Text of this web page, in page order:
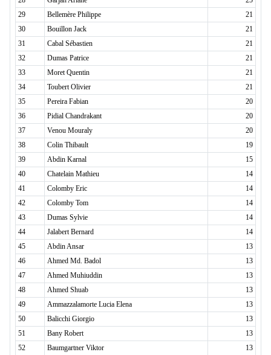
29
Bellemère Philippe
21
30
Bouillon Jack
21
31
Cabal Sébastien
21
32
Dumas Patrice
21
33
Moret Quentin
21
34
Toubert Olivier
21
35
Pereira Fabian
20
36
Pidial Chandrakant
20
37
Venou Mouraly
20
38
Colin Thibault
19
39
Abdin Karnal
15
40
Chatelain Mathieu
14
41
Colomby Eric
14
42
Colomby Tom
14
43
Dumas Sylvie
14
44
Jalabert Bernard
14
45
Abdin Ansar
13
46
Ahmed Md. Badol
13
47
Ahmed Muhiuddin
13
48
Ahmed Shuab
13
49
Ammazzalamorte Lucia Elena
13
50
Balicchi Giorgio
13
51
Bany Robert
13
52
Baumgartner Viktor 13